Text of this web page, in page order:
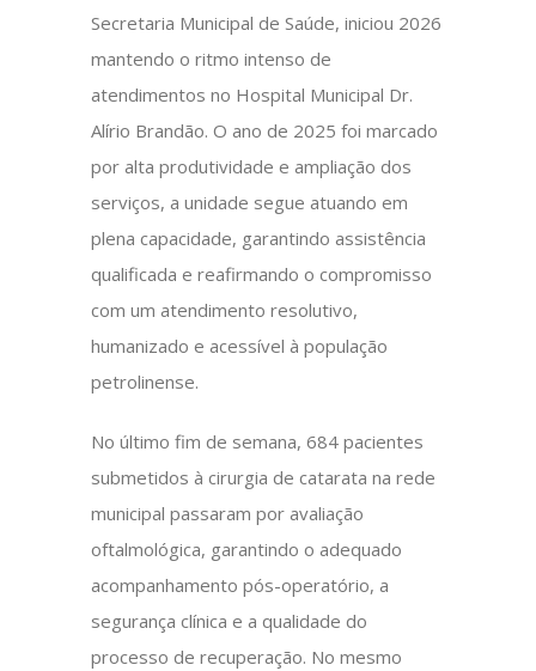
Secretaria Municipal de Saúde, iniciou 2026
mantendo o ritmo intenso de
atendimentos no Hospital Municipal Dr.
Alírio Brandão. O ano de 2025 foi marcado
por alta produtividade e ampliação dos
serviços, a unidade segue atuando em
plena capacidade, garantindo assistência
qualificada e reafirmando o compromisso
com um atendimento resolutivo,
humanizado e acessível à população
petrolinense.
No último fim de semana, 684 pacientes
submetidos à cirurgia de catarata na rede
municipal passaram por avaliação
oftalmológica, garantindo o adequado
acompanhamento pós-operatório, a
segurança clínica e a qualidade do
processo de recuperação. No mesmo